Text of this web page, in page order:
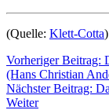
(Quelle: Klett-Cotta)
Vorheriger Beitrag:
(Hans Christian
Nächster Beitrag:
Weiter